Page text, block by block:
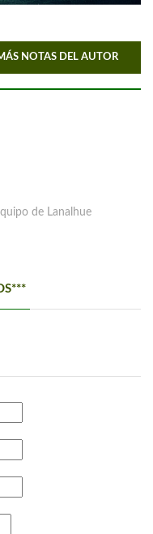
NOTAS DEL AUTOR
de Lanalhue